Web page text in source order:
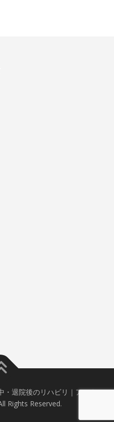
退院後のリハビリ｜アフター
Rights Reserved.